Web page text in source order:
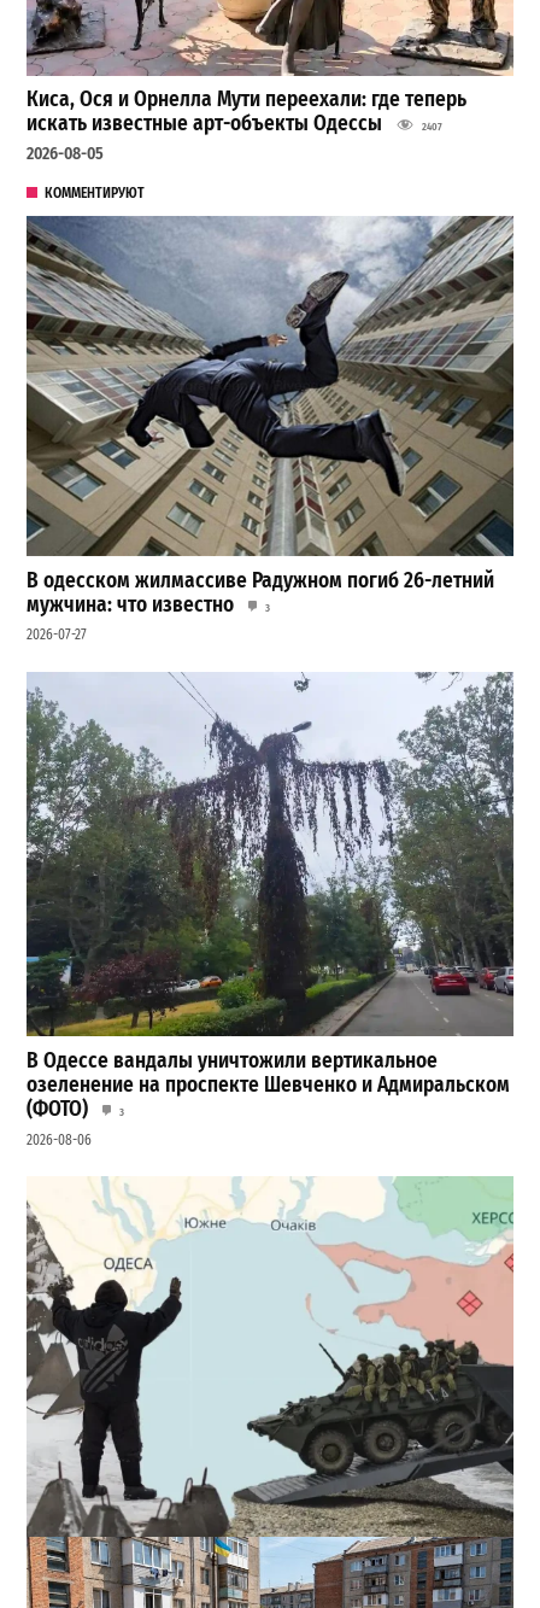
Киса, Ося и Орнелла Мути переехали: где теперь
искать известные арт-объекты Одессы
2407
2026-08-05
КОММЕНТИРУЮТ
В одесском жилмассиве Радужном погиб 26-летний
мужчина: что известно
3
2026-07-27
В Одессе вандалы уничтожили вертикальное
озеленение на проспекте Шевченко и Адмиральском
(ФОТО)
3
2026-08-06
Полковник ВСУ рассказал, выдержит ли Одесса
новое наступление
2